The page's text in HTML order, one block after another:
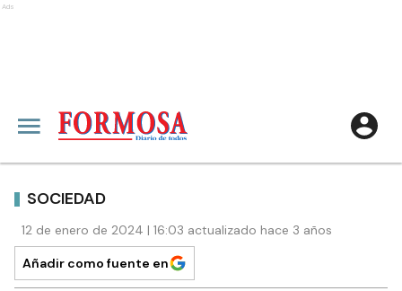
Ads
SOCIEDAD
12 de enero de 2024 | 16:03 actualizado hace 3 años
Añadir como fuente en